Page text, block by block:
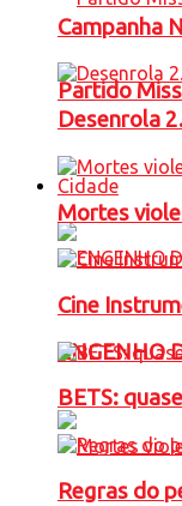
Partido
Cidade
ENGENHO
Campanha
Desenrola
Mortes
Cine
BETS:
Regras do